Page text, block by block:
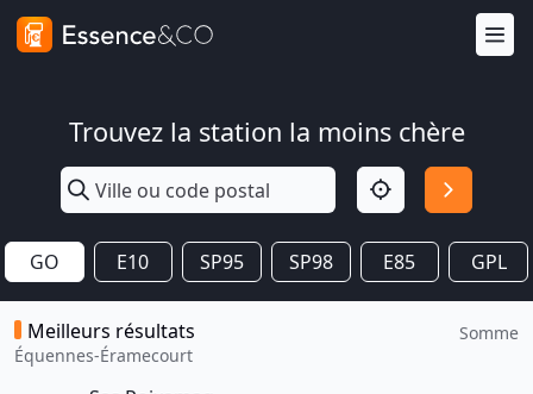
Trouvez la station la moins chère
GO E10 SP95 SP98 E85 GPL
Meilleurs résultats
Équennes-Éramecourt
Somme